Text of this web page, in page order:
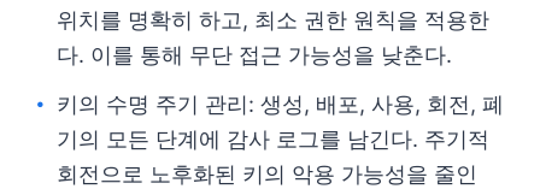
위치를 명확히 하고, 최소 권한 원칙을 적용한
다. 이를 통해 무단 접근 가능성을 낮춘다.
키의 수명 주기 관리: 생성, 배포, 사용, 회전, 폐
기의 모든 단계에 감사 로그를 남긴다. 주기적
회전으로 노후화된 키의 악용 가능성을 줄인